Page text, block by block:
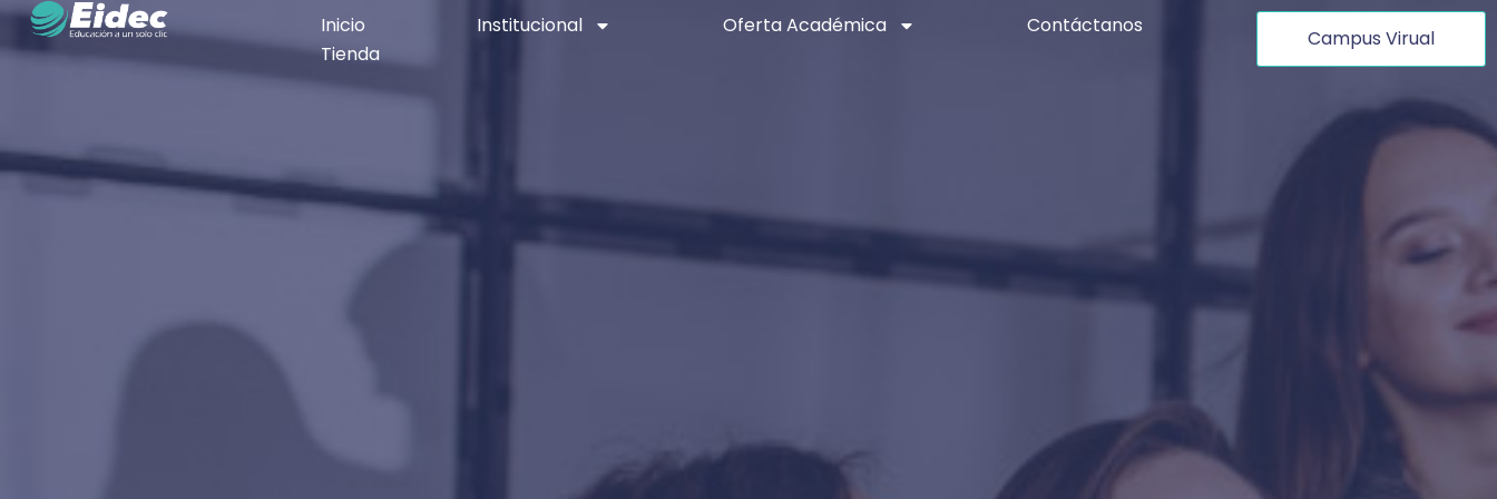
Inicio Institucional Oferta Académica
Contáctanos
Tienda
Campus Virual